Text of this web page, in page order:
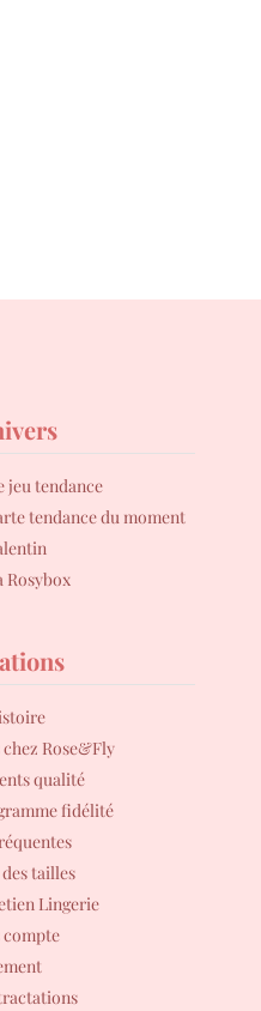
jeu tendance
tendance du moment
Rosybox
chez Rose&Fly
qualité
fidélité
tailles
Lingerie
compte